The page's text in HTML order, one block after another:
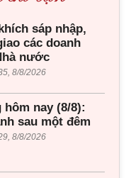
sáp nhập,
các doanh
nước
8/8/2026
hôm nay (8/8):
sau một đêm
8/8/2026